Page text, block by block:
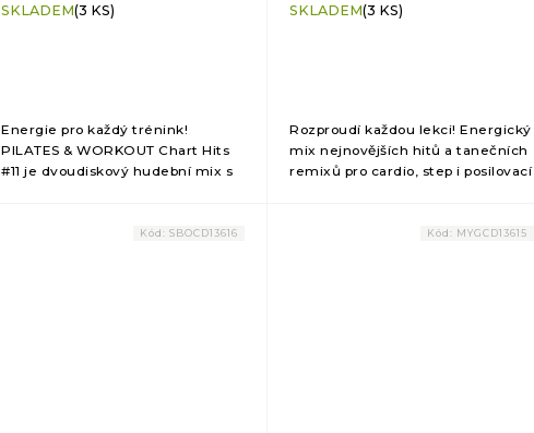
SKLADEM(3 KS)
Energie pro každý trénink!
PILATES & WORKOUT Chart Hits
#11 je dvoudiskový hudební mix s
SKLADEM(3 KS)
Rozproudí každou lekci! Energický
mix nejnovějších hitů a tanečních
remixů pro cardio, step i posilovací
Kód:SBOCD13616 Kód: MYGCD13615